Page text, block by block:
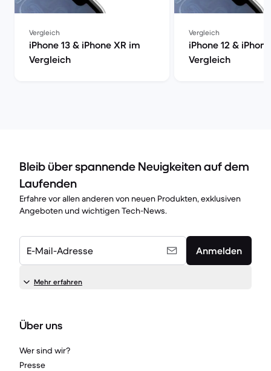
Vergleich
iPhone 13 & iPhone XR im
Vergleich
Vergleich
iPhone 12 &
Vergleich
Bleib über spannende Neuigkeiten auf dem
Laufenden
Erfahre vor allen anderen von neuen Produkten, exklusiven
Angeboten und wichtigen Tech-News.
E-Mail-Adresse Anmelden
Mehr erfahren
Über uns
Wer sind wir?
Presse